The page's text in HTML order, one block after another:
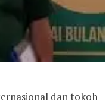
dan tokoh